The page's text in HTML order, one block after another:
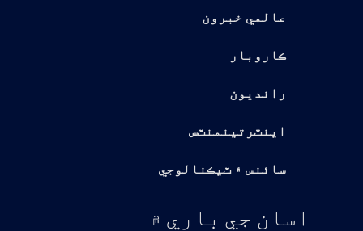
عالمي خبرون
ڪاروبار
رانديون
اينٽرتينمنٽس
سائنس ۽ ٽيڪنالوجي
اسان جي باري ۾